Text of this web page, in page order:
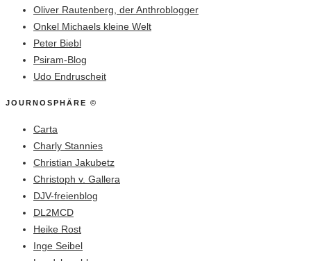
Oliver Rautenberg, der Anthroblogger
Onkel Michaels kleine Welt
Peter Biebl
Psiram-Blog
Udo Endruscheit
JOURNOSPHÄRE ©
Carta
Charly Stannies
Christian Jakubetz
Christoph v. Gallera
DJV-freienblog
DL2MCD
Heike Rost
Inge Seibel